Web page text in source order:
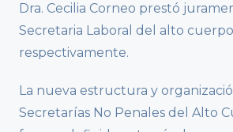
Dra. Cecilia Corneo prestó
Secretaria Laboral del alto
respectivamente.
La nueva estructura y
Secretarías No Penales del Alto